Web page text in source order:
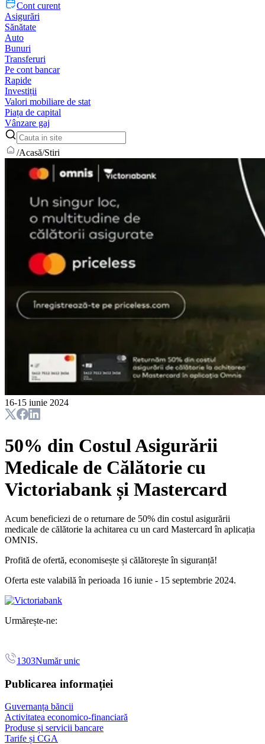
Cont curent
Asigurări
Sănătate
Auto
Bunuri
Transferuri
Pe cont bancar
Rapide
Investiții
Valori mobiliare de stat
Piața de capital
Vânzare gaj
/Acasă/Stiri
16-15 iunie 2024
50% din Costul Asigurării
Medicale de Călătorie cu
Victoriabank și Mastercard
Acum beneficiezi de o returnare de 50% din costul asigurării
medicale de călătorie la achitarea cu un card Mastercard în aplicația
OMNIS.
Profită de ofertă, economisește și călătorește în siguranță!
Oferta este valabilă în perioada 16 iunie - 15 septembrie 2024.
Urmărește-ne:
1303Număr unic
Publicarea informației
Guvernanța băncii
Activitatea economico-financiară
Produse și servicii bancare
Tarife și CGA